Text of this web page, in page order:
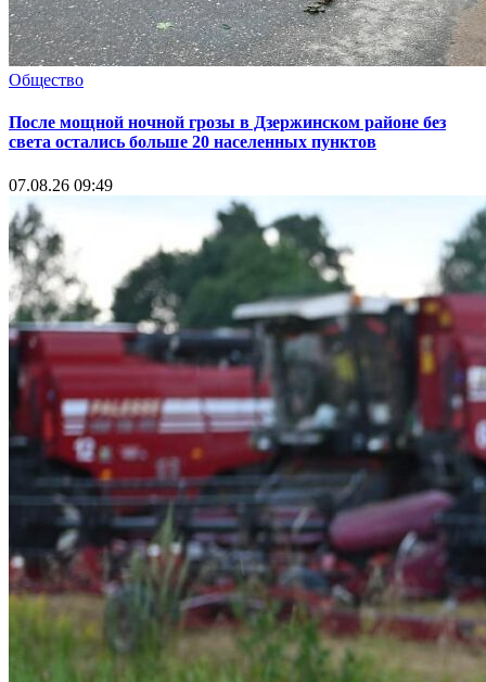
Общество
После мощной ночной грозы в Дзержинском районе без
света остались больше 20 населенных пунктов
07.08.26 09:49